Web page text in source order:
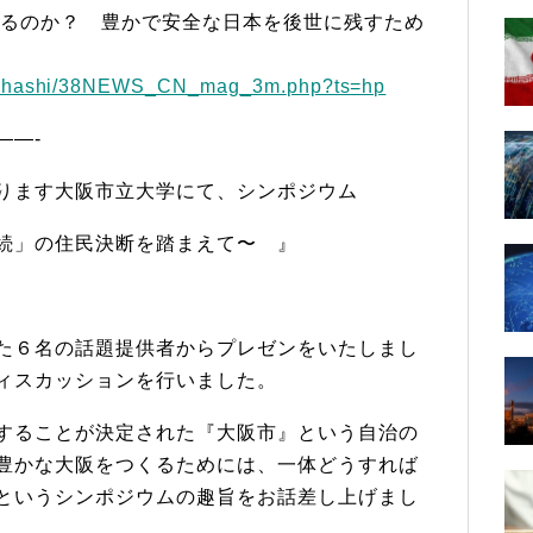
のか？ 豊かで安全な日本を後世に残すため
38NEWS_CN_mag_3m.php?ts=hp
ます大阪市立大学にて、 シンポジウム
」の住民決断を踏まえて〜 』
６名の話題提供者からプレゼンをいたしまし
スカッションを行いました。
ることが決定された『大阪市』
という自治の
かな大阪をつく るためには、一体どうすれば
いうシンポジウムの趣旨をお話差し上げまし